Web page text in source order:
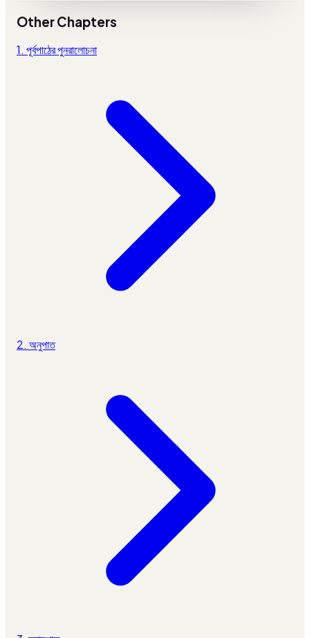
Other Chapters
1. পূর্বপাঠের পুনরালোচনা
2. অনুপাত